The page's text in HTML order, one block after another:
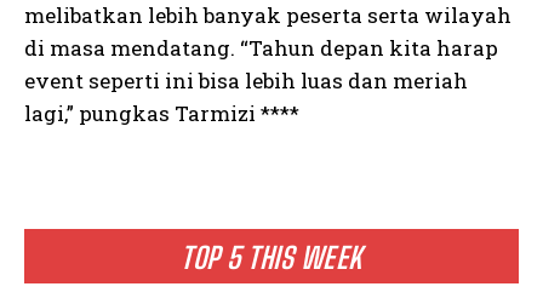
TOP 5 THIS WEEK
melibatkan lebih banyak peserta serta wilayah
di masa mendatang. “Tahun depan kita harap
event seperti ini bisa lebih luas dan meriah
lagi,” pungkas Tarmizi ****